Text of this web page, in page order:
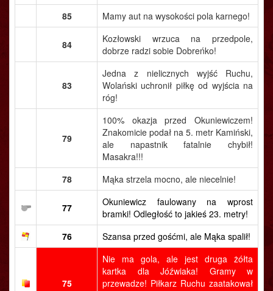
85
Mamy aut na wysokości pola karnego!
84
Kozłowski wrzuca na przedpole,
dobrze radzi sobie Dobreńko!
83
Jedna z nielicznych wyjść Ruchu,
Wolański uchronił piłkę od wyjścia na
róg!
79
100% okazja przed Okuniewiczem!
Znakomicie podał na 5. metr Kamiński,
ale napastnik fatalnie chybił!
Masakra!!!
78
Mąka strzela mocno, ale niecelnie!
77
Okuniewicz faulowany na wprost
bramki! Odległość to jakieś 23. metry!
76
Szansa przed gośćmi, ale Mąka spalił!
75
Nie ma gola, ale jest druga żółta
kartka dla Jóźwiaka! Gramy w
przewadze! Piłkarz Ruchu zaatakował